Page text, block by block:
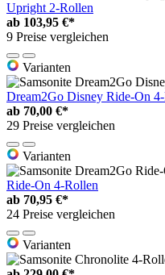
Upright 2-Rollen
ab 103,95 €*
9 Preise vergleichen
Varianten
Dream2Go Disney Ride-On
ab 70,00 €*
29 Preise vergleichen
Varianten
Ride-On 4-Rollen
ab 70,95 €*
24 Preise vergleichen
Varianten